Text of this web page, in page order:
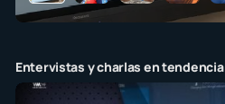
Entervistas y charlas en tendencia